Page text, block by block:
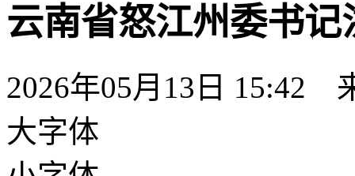
云南省怒江州委书
2026年05月13日 15:42
大字体